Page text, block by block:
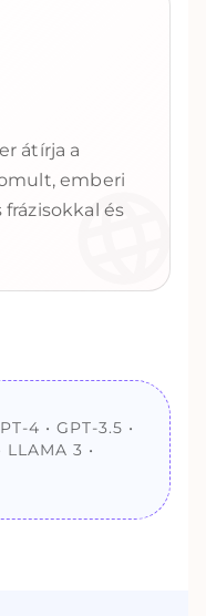
átírja a
emberi
és
4 • GPT-3.5 •
LLAMA 3 •